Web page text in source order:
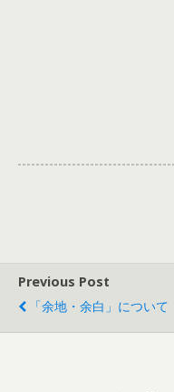
Previous Post
「余地・余白」について